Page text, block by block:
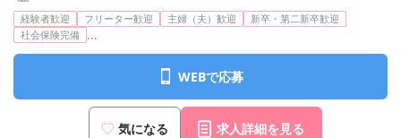
経験者歓迎 フリーター歓迎 主婦（夫）歓迎
新卒・第二新卒歓迎
社会保険完備 ...
WEBで応募
気になる 求人詳細を見る